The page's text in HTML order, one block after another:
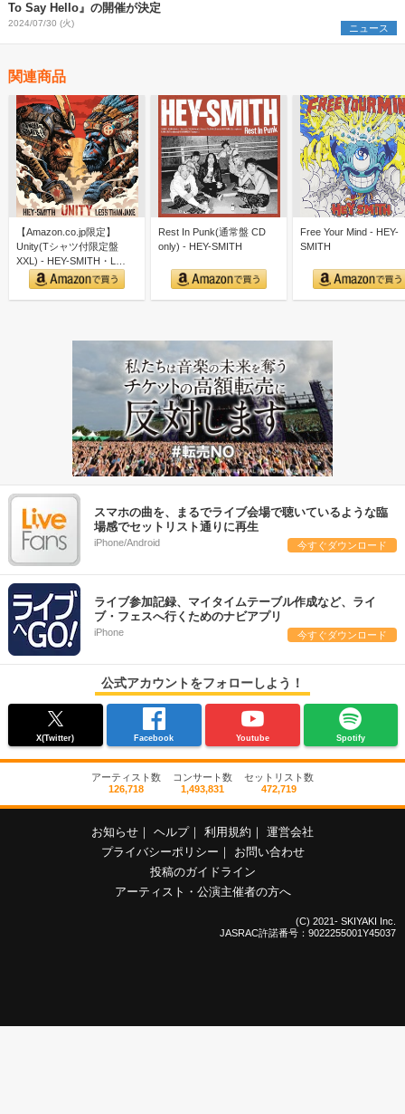
To Say Hello』の開催が決定
2024/07/30 (火) ニュース
関連商品
【Amazon.co.jp限定】
Unity(Tシャツ付限定盤
XXL) - HEY-SMITH・L…
Rest In Punk(通常盤 CD
only) - HEY-SMITH
Free Your Mind - HEY-
SMITH
スマホの曲を、まるでライブ会場で聴いているような臨
場感でセットリスト通りに再生
iPhone/Android 今すぐダウンロード
ライブ参加記録、マイタイムテーブル作成など、ライ
ブ・フェスへ行くためのナビアプリ
iPhone 今すぐダウンロード
公式アカウントをフォローしよう！
X(Twitter) Facebook Youtube Spotify
アーティスト数
126,718
コンサート数
1,493,831
セットリスト数
472,719
お知らせ ヘルプ 利用規約
運営会社
プライバシーポリシー
お問い合わせ
投稿のガイドライン
アーティスト・公演主催者の方へ
(C) 2021- SKIYAKI Inc.
JASRAC許諾番号：9022255001Y45037